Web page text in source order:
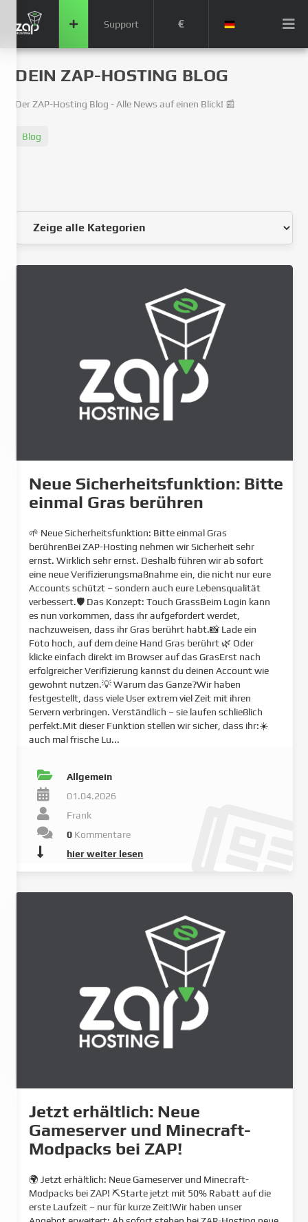
Support €
DEIN ZAP-HOSTING BLOG
Der ZAP-Hosting Blog - Alle News auf einen Blick! 📰
Blog
Neue Sicherheitsfunktion: Bitte
einmal Gras berühren
🌱 Neue Sicherheitsfunktion: Bitte einmal Gras
berührenBei ZAP-Hosting nehmen wir Sicherheit sehr
ernst. Wirklich sehr ernst. Deshalb führen wir ab sofort
eine neue Verifizierungsmaßnahme ein, die nicht nur eure
Accounts schützt – sondern auch eure Lebensqualität
verbessert.🛡️ Das Konzept: Touch GrassBeim Login kann
es nun vorkommen, dass ihr aufgefordert werdet,
nachzuweisen, dass ihr Gras berührt habt.📸 Lade ein
Foto hoch, auf dem deine Hand Gras berührt 🌿 Oder
klicke einfach direkt im Browser auf das GrasErst nach
erfolgreicher Verifizierung kannst du deinen Account wie
gewohnt nutzen.💡 Warum das Ganze?Wir haben
festgestellt, dass viele User extrem viel Zeit mit ihren
Servern verbringen. Verständlich – sie laufen schließlich
perfekt.Mit dieser Funktion stellen wir sicher, dass ihr:☀️
auch mal frische Lu...
Allgemein
01.04.2026
Frank
0 Kommentare
hier weiter lesen
Jetzt erhältlich: Neue
Gameserver und Minecraft-
Modpacks bei ZAP!
🌍 Jetzt erhältlich: Neue Gameserver und Minecraft-
Modpacks bei ZAP! ⛏️Starte jetzt mit 50% Rabatt auf die
erste Laufzeit – nur für kurze Zeit!Wir haben unser